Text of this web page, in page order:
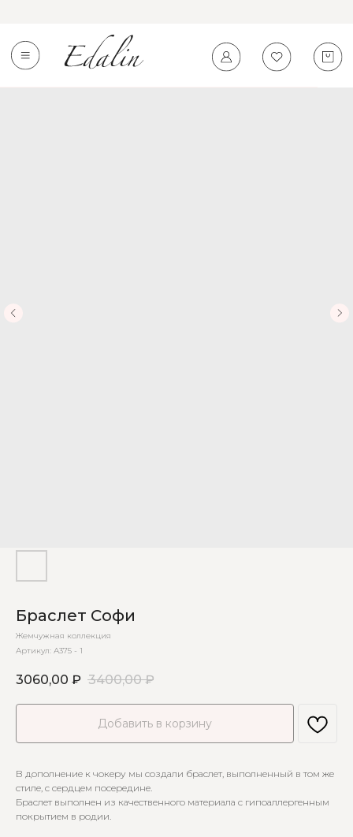
Вернуться
←
Браслет Софи
Жемчужная коллекция
Артикул: А375 - 1
3060,00 ₽ 3400,00 ₽
Добавить в корзину
В дополнение к чокеру мы создали браслет, выполненный в том же
стиле, с сердцем посередине.
Браслет выполнен из качественного материала с гипоаллергенным
покрытием в родии.